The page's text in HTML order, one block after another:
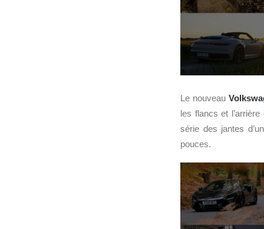
Le nouveau
les flancs et
série des jantes
pouces.